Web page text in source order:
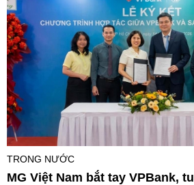
TRONG NƯỚC
MG Việt Nam bắt tay VPBank,